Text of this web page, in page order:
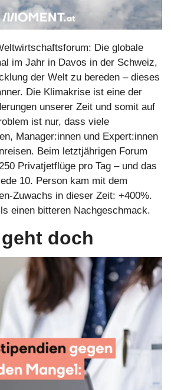
Die globale
im Jahr in Davos in der Schweiz,
der Welt zu bereden – dieses
Die Klimakrise ist eine der
unserer Zeit und somit auf
ist nur, dass viele
Manager:innen und Expert:innen
Beim letztjährigen Forum
Privatjetflüge pro Tag – und das
10. Person kam mit dem
Zuwachs in dieser Zeit: +400%.
einen bitteren Nachgeschmack.
doch